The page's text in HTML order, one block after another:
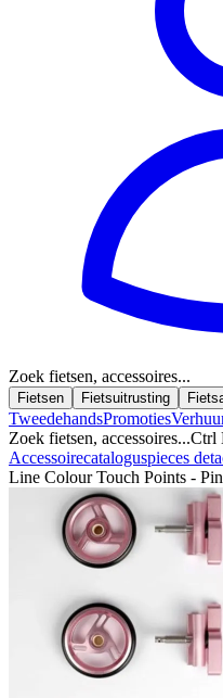
Zoek fietsen, accessoires...
Fietsen Fietsuitrusting
TweedehandsPromoties
Zoek fietsen, accessoires...Ctrl
Accessoirecataloguspieces
Line Colour Touch Points -